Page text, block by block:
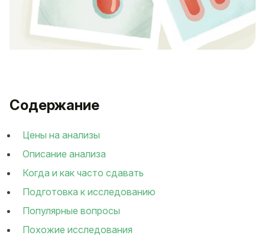
Содержание
Цены на анализы
Описание анализа
Когда и как часто сдавать
Подготовка к исследованию
Популярные вопросы
Похожие исследования